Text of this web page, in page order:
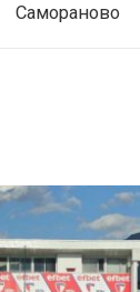
Самораново